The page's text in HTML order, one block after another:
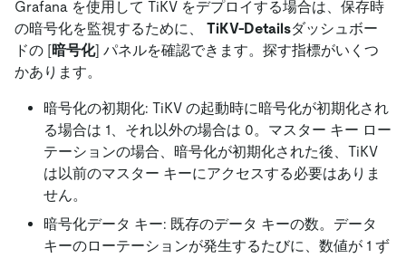
Grafana を使用して TiKV をデプロイする場合は、保存時
の暗号化を監視するために、 TiKV-Detailsダッシュボー
ドの [暗号化] パネルを確認できます。探す指標がいくつ
かあります。
暗号化の初期化: TiKV の起動時に暗号化が初期化され
る場合は 1、それ以外の場合は 0。マスター キー ロー
テーションの場合、暗号化が初期化された後、TiKV
は以前のマスター キーにアクセスする必要はありま
せん。
暗号化データ キー: 既存のデータ キーの数。データ
キーのローテーションが発生するたびに、数値が 1 ず